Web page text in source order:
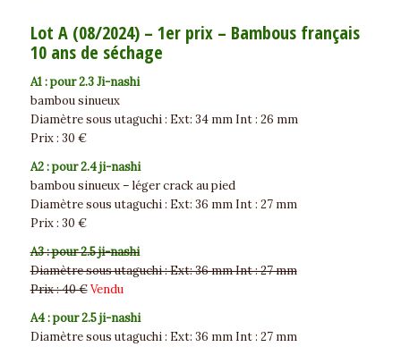
Lot A (08/2024) – 1er prix – Bambous français
10 ans de séchage
A1 : pour 2.3 Ji-nashi
bambou sinueux
Diamètre sous utaguchi : Ext: 34 mm Int : 26 mm
Prix : 30 €
A2 : pour 2.4 ji-nashi
bambou sinueux – léger crack au pied
Diamètre sous utaguchi : Ext: 36 mm Int : 27 mm
Prix : 30 €
A3 : pour 2.5 ji-nashi
Diamètre sous utaguchi : Ext: 36 mm Int : 27 mm
Prix : 40 € Vendu
A4 : pour 2.5 ji-nashi
Diamètre sous utaguchi : Ext: 36 mm Int : 27 mm